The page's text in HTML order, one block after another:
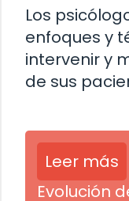
Los
enfoques y
intervenir y
de sus
Leer más
Evolución